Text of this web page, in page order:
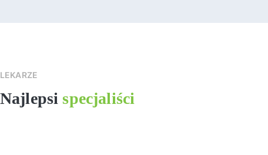
LEKARZE
Najlepsispecjaliści